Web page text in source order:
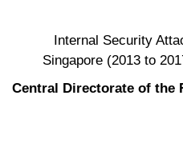
Internal Security
Singapore (2013 to
2004 - 2011 : Central Directorate